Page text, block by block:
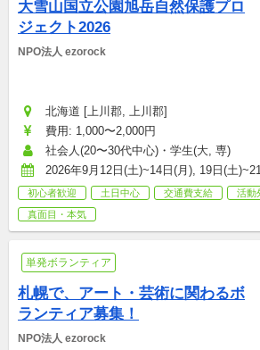
大雪山国立公園旭岳自然保護プロ
ジェクト2026
NPO法人 ezorock
北海道 [上川郡, 上川郡]
費用: 1,000〜2,000円
社会人(20〜30代中心)・学生(大, 専)
2026年9月12日(土)~14日(月), 19日(土
初心者歓迎 土日中心 交通費支給
活動
真面目・本気
単発ボランティア
札幌で、アート・芸術に関わるボ
ランティア募集！
NPO法人 ezorock